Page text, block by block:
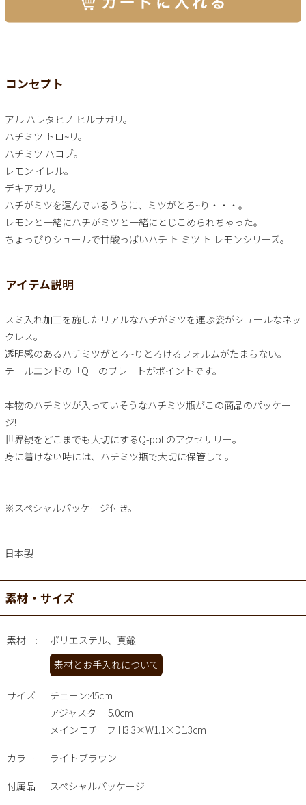
コンセプト
アル ハレタヒノ ヒルサガリ。
ハチミツ トロ~リ。
ハチミツ ハコブ。
レモン イレル。
デキアガリ。
ハチがミツを運んでいるうちに、ミツがとろ~り・・・。
レモンと一緒にハチがミツと一緒にとじこめられちゃった。
ちょっぴりシュールで甘酸っぱいハチ ト ミツ ト レモンシリーズ。
アイテム説明
スミ入れ加工を施したリアルなハチがミツを運ぶ姿がシュールなネッ
クレス。
透明感のあるハチミツがとろ~りとろけるフォルムがたまらない。
テールエンドの「Q」のプレートがポイントです。
本物のハチミツが入っていそうなハチミツ瓶がこの商品のパッケー
ジ!
世界観をどこまでも大切にするQ-pot.のアクセサリー。
身に着けない時には、ハチミツ瓶で大切に保管して。
※スペシャルパッケージ付き。
日本製
素材・サイズ
素材
ポリエステル、真鍮
素材とお手入れについて
サイズ
チェーン:45cm
アジャスター:5.0cm
メインモチーフ:H3.3×W1.1×D1.3cm
カラー ライトブラウン
付属品 スペシャルパッケージ